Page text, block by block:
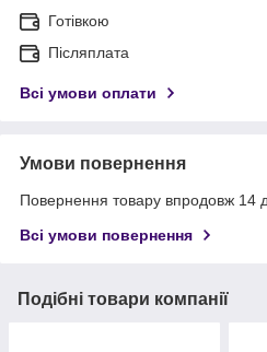
Готівкою
Післяплата
Всі умови оплати
Умови повернення
Повернення товару впродовж 14
Всі умови повернення
Подібні товари компанії